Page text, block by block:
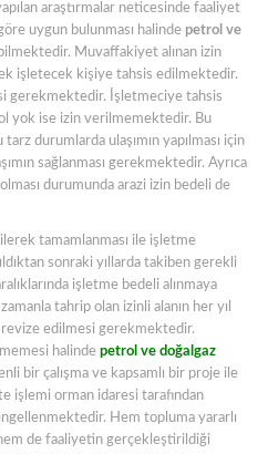
araştırmalar neticesinde faaliyet
uygun bulunması halinde petrol ve
Muvaffakiyet alınan izin
işletecek kişiye tahsis edilmektedir.
gerekmektedir. İşletmeciye tahsis
yok ise izin verilmemektedir. Bu
durumlarda ulaşımın yapılması için
sağlanması gerekmektedir. Ayrıca
durumunda arazi izin bedeli de
tamamlanması ile işletme
sonraki yıllarda takiben gerekli
işletme bedeli alınmaya
tahrip olan izinli alanın her yıl
revize edilmesi gerekmektedir.
halinde petrol ve doğalgaz
bir çalışma ve kapsamlı bir proje ile
işlemi orman idaresi tarafından
Hem topluma yararlı
de faaliyetin gerçekleştirildiği